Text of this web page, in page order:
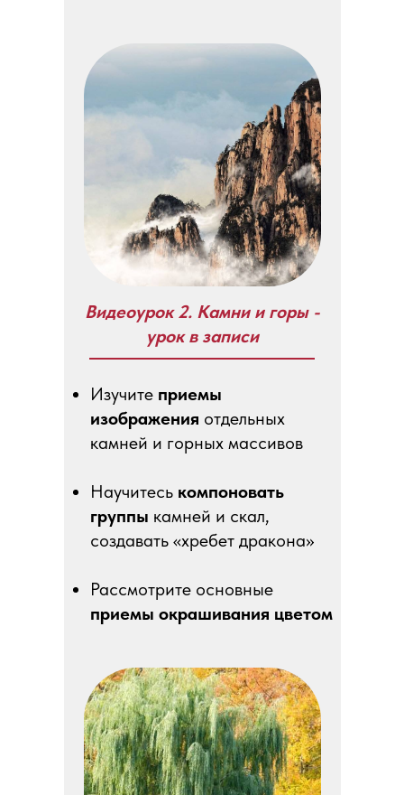
Видеоурок 2. Камни и горы -
урок в записи
Изучите приемы
изображения отдельных
камней и горных массивов
Научитесь компоновать
группы камней и скал,
создавать «хребет дракона»
Рассмотрите основные
приемы окрашивания цветом